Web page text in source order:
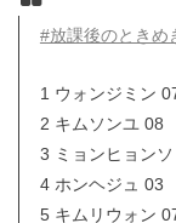
#放課後のときめ
1 ウォンジミン
2 キムソンユ 08
3 ミョンヒョン
4 ホンヘジュ 03
5 キムリウォン